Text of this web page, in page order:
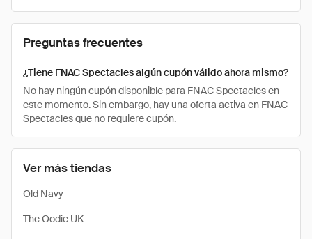
Ver más tiendas
Old Navy
The Oodie UK
Preguntas frecuentes
¿Tiene FNAC Spectacles algún cupón válido ahora mismo?
No hay ningún cupón disponible para FNAC Spectacles en
este momento. Sin embargo, hay una oferta activa en FNAC
Spectacles que no requiere cupón.